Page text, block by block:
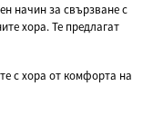
начин за свързване с
хора. Те предлагат
с хора от комфорта на